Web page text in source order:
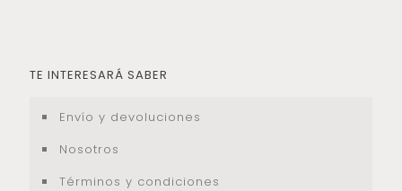
TE INTERESARÁ SABER
Envío y devoluciones
Nosotros
Términos y condiciones